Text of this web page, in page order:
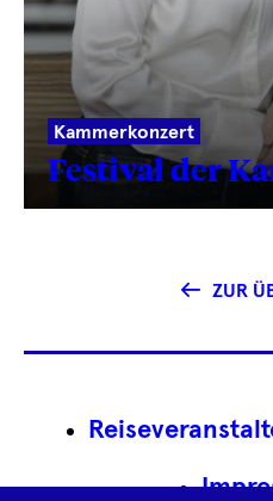
Kammerkonzert
Festival der
ZUR